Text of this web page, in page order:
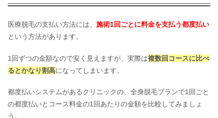
医療脱毛の支払い方法には、 施術1回ごとに料金を支払う都度払い
という方法があります。
1回ずつの金額なので安く見えますが、実際は複数回コースに比べ
るとかなり割高になってしまいます。
都度払いシステムがあるクリニックの、全身脱毛プランで1回ごと
の都度払いとコース料金の1回あたりの金額を比較してみましょ
う。